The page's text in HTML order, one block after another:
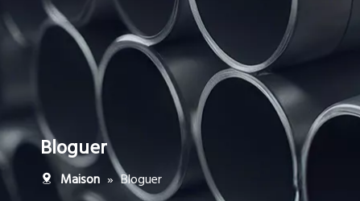
Bloguer
Maison » Bloguer